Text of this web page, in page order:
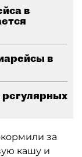
в
в
регулярных
за
кашу и